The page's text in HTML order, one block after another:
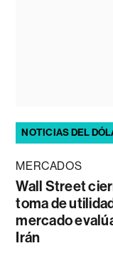
NOTICIAS DEL
MERCADOS
Wall Street
toma de
mercado
Irán